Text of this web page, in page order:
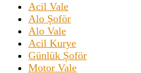
Acil Vale
Alo Şoför
Alo Vale
Acil Kurye
Günlük Şoför
Motor Vale